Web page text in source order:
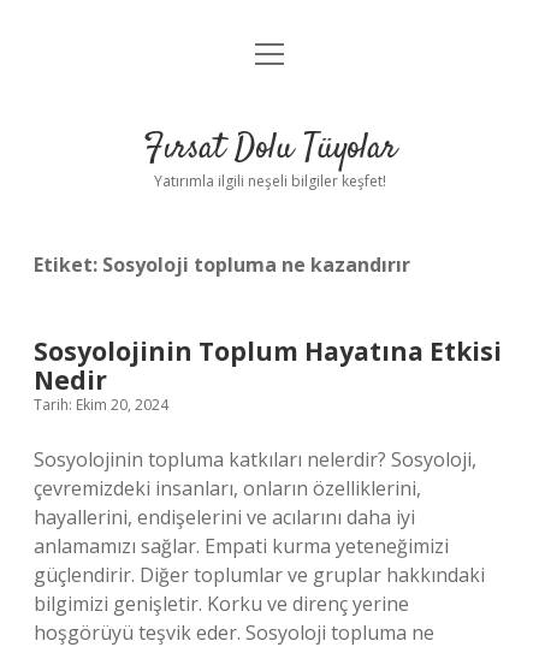
Gizlilik Politikası
Yasal Uyarı
menüyü
Fırsat Dolu Tüyolar
Yatırımla ilgili neşeli bilgiler keşfet!
Etiket: Sosyoloji topluma ne kazandırır
Sosyolojinin Toplum Hayatına Etkisi
Nedir
Tarih: Ekim 20, 2024
Sosyolojinin topluma katkıları nelerdir? Sosyoloji,
çevremizdeki insanları, onların özelliklerini,
hayallerini, endişelerini ve acılarını daha iyi
anlamamızı sağlar. Empati kurma yeteneğimizi
güçlendirir. Diğer toplumlar ve gruplar hakkındaki
bilgimizi genişletir. Korku ve direnç yerine
hoşgörüyü teşvik eder. Sosyoloji topluma ne